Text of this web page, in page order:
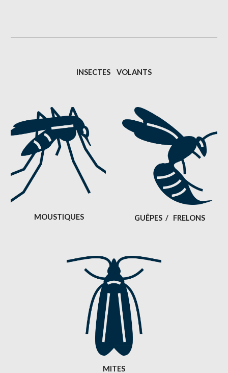
INSECTES    VOLANTS
MOUSTIQUES GUÊPES  /   FRELONS
MITES